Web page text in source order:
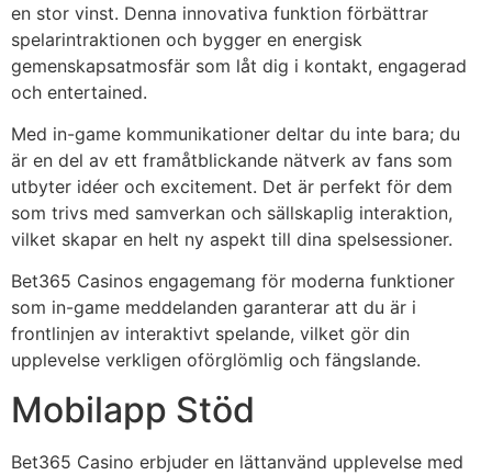
en stor vinst. Denna innovativa funktion förbättrar
spelarintraktionen och bygger en energisk
gemenskapsatmosfär som låt dig i kontakt, engagerad
och entertained.
Med in-game kommunikationer deltar du inte bara; du
är en del av ett framåtblickande nätverk av fans som
utbyter idéer och excitement. Det är perfekt för dem
som trivs med samverkan och sällskaplig interaktion,
vilket skapar en helt ny aspekt till dina spelsessioner.
Bet365 Casinos engagemang för moderna funktioner
som in-game meddelanden garanterar att du är i
frontlinjen av interaktivt spelande, vilket gör din
upplevelse verkligen oförglömlig och fängslande.
Mobilapp Stöd
Bet365 Casino erbjuder en lättanvänd upplevelse med